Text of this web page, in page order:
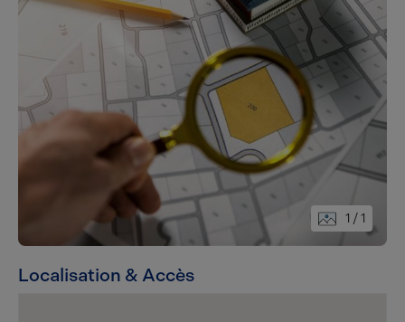
1 / 1
Localisation & Accès